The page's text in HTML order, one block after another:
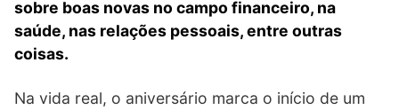
sobre boas novas no campo financeiro, na
saúde, nas relações pessoais, entre outras
coisas.
Na vida real, o aniversário marca o início de um